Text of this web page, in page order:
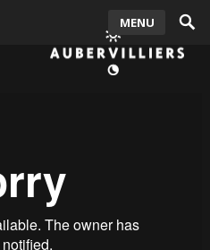
MENU